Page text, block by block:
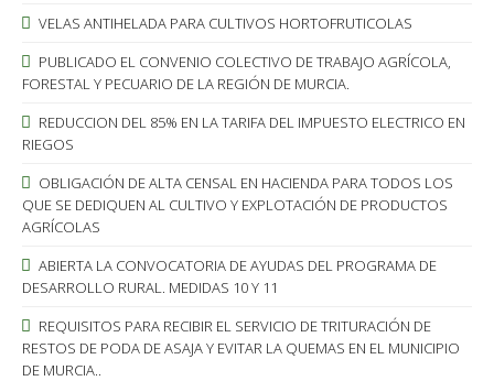
VELAS ANTIHELADA PARA CULTIVOS HORTOFRUTICOLAS
PUBLICADO EL CONVENIO COLECTIVO DE TRABAJO AGRÍCOLA,
FORESTAL Y PECUARIO DE LA REGIÓN DE MURCIA.
REDUCCION DEL 85% EN LA TARIFA DEL IMPUESTO ELECTRICO EN
RIEGOS
OBLIGACIÓN DE ALTA CENSAL EN HACIENDA PARA TODOS LOS
QUE SE DEDIQUEN AL CULTIVO Y EXPLOTACIÓN DE PRODUCTOS
AGRÍCOLAS
ABIERTA LA CONVOCATORIA DE AYUDAS DEL PROGRAMA DE
DESARROLLO RURAL. MEDIDAS 10 Y 11
REQUISITOS PARA RECIBIR EL SERVICIO DE TRITURACIÓN DE
RESTOS DE PODA DE ASAJA Y EVITAR LA QUEMAS EN EL MUNICIPIO
DE MURCIA..